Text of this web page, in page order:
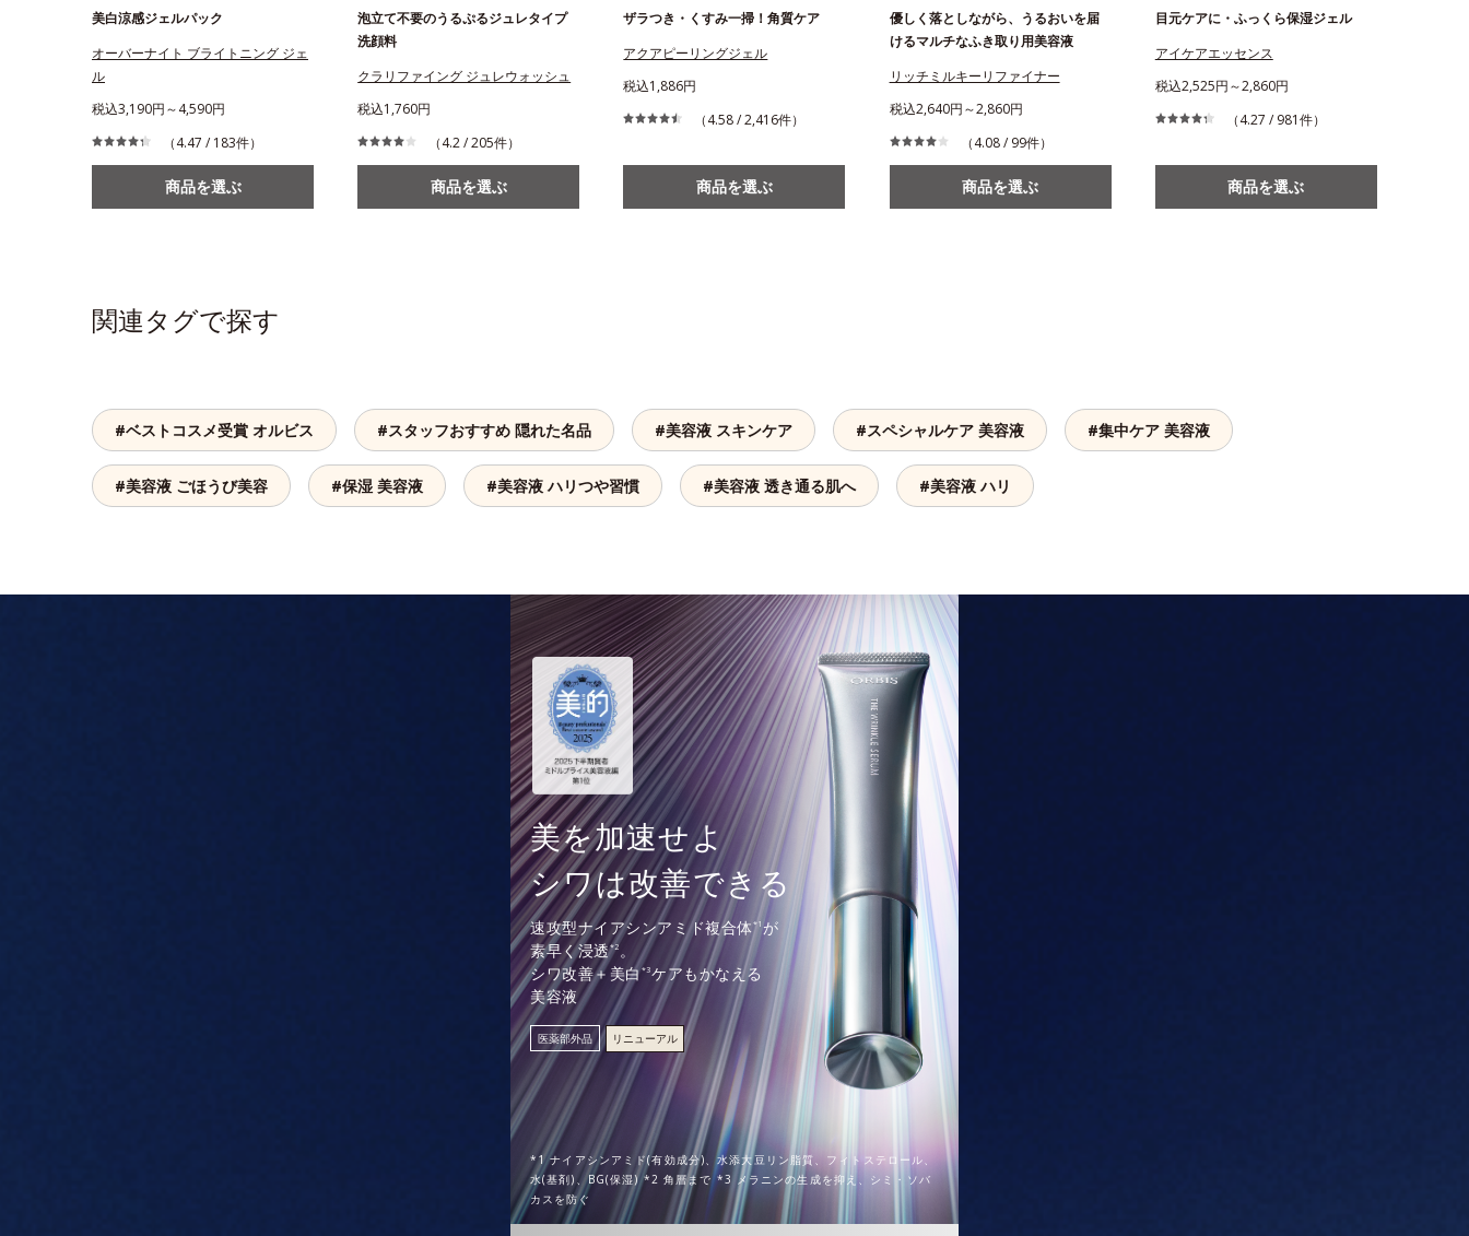
美白涼感ジェルパック
オーバーナイト ブライトニング ジェ
ル
税込3,190円～4,590円
（4.47 / 183件）
商品を選ぶ
泡立て不要のうるぷるジュレタイプ
洗顔料
クラリファイング ジュレウォッシュ
税込1,760円
（4.2 / 205件）
商品を選ぶ
ザラつき・くすみ一掃！角質ケア
アクアピーリングジェル
税込1,886円
（4.58 / 2,416件）
商品を選ぶ
優しく落としながら、うるおいを届
けるマルチなふき取り用美容液
リッチミルキーリファイナー
税込2,640円～2,860円
（4.08 / 99件）
商品を選ぶ
目元ケアに・ふっくら保湿ジェル
アイケアエッセンス
税込2,525円～2,860円
（4.27 / 981件）
商品を選ぶ
関連タグで探す
#ベストコスメ受賞 オルビス #スタッフおすすめ 隠れた名品 #美容液 スキンケア #スペシャルケア 美容液 #集中ケア 美容液
#美容液 ごほうび美容 #保湿 美容液 #美容液 ハリつや習慣 #美容液 透き通る肌へ #美容液 ハリ
美を加速せよ
シワは改善できる
速攻型ナイアシンアミド複合体*1 が
素早く浸透*2。
シワ改善＋美白*3ケアもかなえる
美容液
医薬部外品 リニューアル
*1 ナイアシンアミド(有効成分)、水添大豆リン脂質、フィトステロール、
水(基剤)、BG(保湿) *2 角層まで *3 メラニンの生成を抑え、シミ・ソバ
カスを防ぐ